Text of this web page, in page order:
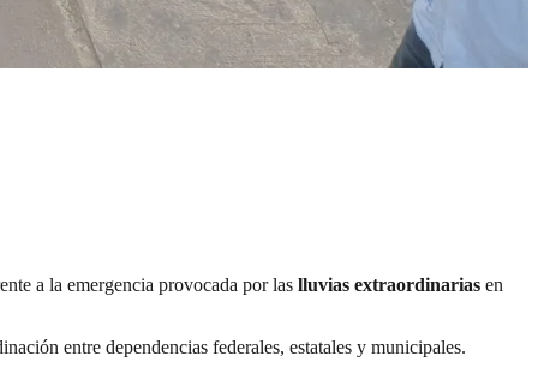
a la emergencia provocada por las lluvias extraordinarias en
entre dependencias federales, estatales y municipales.